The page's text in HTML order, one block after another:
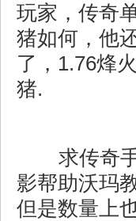
玩家，传奇
猪如何，他
了，1.76烽
猪.
求传奇
影帮助沃玛
但是数量上